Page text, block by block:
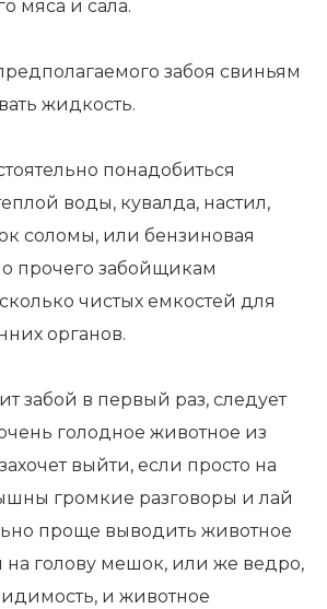
мяса и сала.
забоя свиньям
жидкость.
понадобиться
воды, кувалда, настил,
соломы, или бензиновая
прочего забойщикам
чистых емкостей для
органов.
забой в первый раз, следует
голодное животное из
выйти, если просто на
громкие разговоры и лай
проще выводить животное
на голову мешок, или же ведро,
и животное